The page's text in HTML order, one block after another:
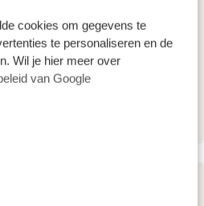
cookies om gegevens te
te personaliseren en de
Wil je hier meer over
van Google
park.